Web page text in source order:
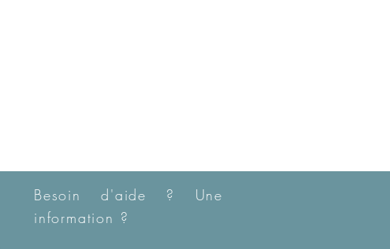
Besoin d'aide ? Une
information ?